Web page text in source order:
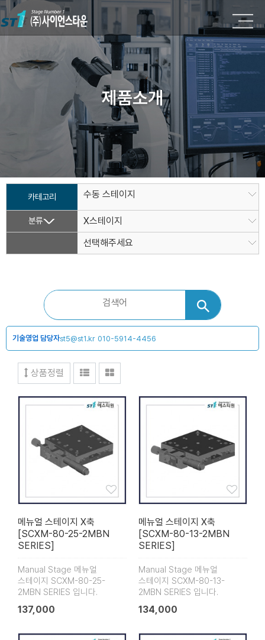
제품소개
카테고리 수동 스테이지
분류
X스테이지
선택해주세요
기술영업 담당자st5@st1.kr 010-5914-4456
상품정렬
메뉴얼 스테이지 X축
[SCXM-80-25-2MBN
SERIES]
Manual Stage 메뉴얼
스테이지 SCXM-80-25-
2MBN SERIES 입니다.
137,000
메뉴얼 스테이지 X축
[SCXM-80-13-2MBN
SERIES]
Manual Stage 메뉴얼
스테이지 SCXM-80-13-
2MBN SERIES 입니다.
134,000